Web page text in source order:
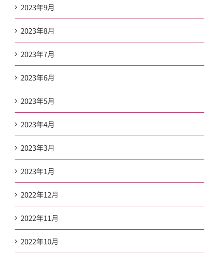
2023年9月
2023年8月
2023年7月
2023年6月
2023年5月
2023年4月
2023年3月
2023年1月
2022年12月
2022年11月
2022年10月